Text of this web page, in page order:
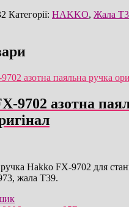
Категорії: HAKKO, Жала
9702 азотна
Hakko FX-9702 для
жала T39.